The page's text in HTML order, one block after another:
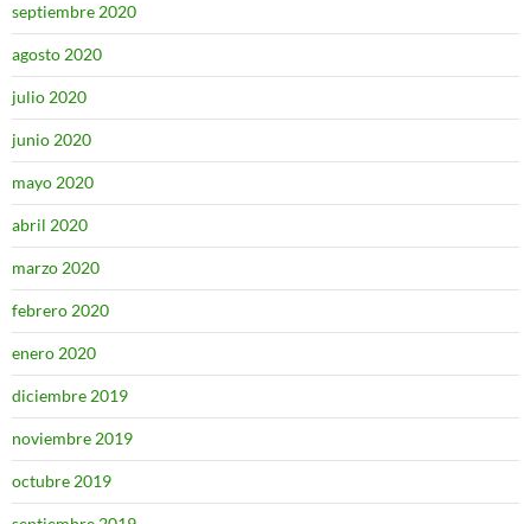
septiembre 2020
agosto 2020
julio 2020
junio 2020
mayo 2020
abril 2020
marzo 2020
febrero 2020
enero 2020
diciembre 2019
noviembre 2019
octubre 2019